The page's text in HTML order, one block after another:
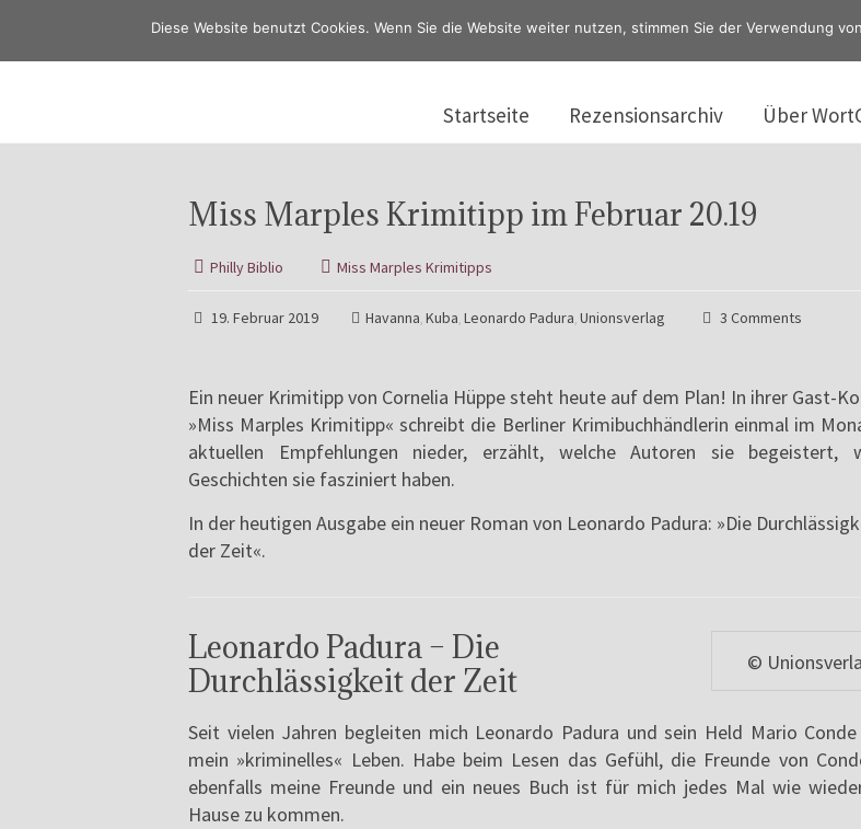
Startseite Rezensionsarchiv Über
Miss Marples Krimitipp im Februar 20.19
Philly Biblio Miss Marples Krimitipps
19. Februar 2019 Havanna, Kuba, Leonardo Padura, Unionsverlag 3 Comments
Ein neuer Krimitipp von Cornelia Hüppe steht heute auf dem Plan! In ihrer Gast-
»Miss Marples Krimitipp« schreibt die Berliner Krimibuchhändlerin einmal im
aktuellen Empfehlungen nieder, erzählt, welche Autoren sie begeistert,
Geschichten sie fasziniert haben.
In der heutigen Ausgabe ein neuer Roman von Leonardo Padura: »Die
der Zeit«.
©
Leonardo Padura – Die
Durchlässigkeit der Zeit
Seit vielen Jahren begleiten mich Leonardo Padura und sein Held Mario
mein »kriminelles« Leben. Habe beim Lesen das Gefühl, die Freunde von
ebenfalls meine Freunde und ein neues Buch ist für mich jedes Mal wie
Hause zu kommen.
Diese Website benutzt Cookies. Wenn Sie die Website weiter nutzen, stimmen Sie der Verwendung